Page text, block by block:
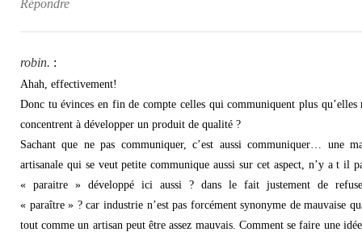
Répondre
robin. :
Ahah, effectivement!
Donc tu évinces en fin de compte celles qui communiquent plus qu’elles
concentrent à développer un produit de qualité ?
Sachant que ne pas communiquer, c’est aussi communiquer… une
artisanale qui se veut petite communique aussi sur cet aspect, n’y a t il
« paraitre » développé ici aussi ? dans le fait justement de
« paraître » ? car industrie n’est pas forcément synonyme de mauvaise
tout comme un artisan peut être assez mauvais. Comment se faire une idée